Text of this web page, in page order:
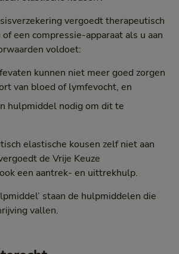
vergoedt therapeutisch
een compressie-apparaat als u aan
voldoet:
kunnen niet meer goed zorgen
van bloed of lymfevocht, en
hulpmiddel nodig om dit te
elastische kousen zelf niet aan
de Vrije Keuze
een aantrek- en uittrekhulp.
staan de hulpmiddelen die
vallen.